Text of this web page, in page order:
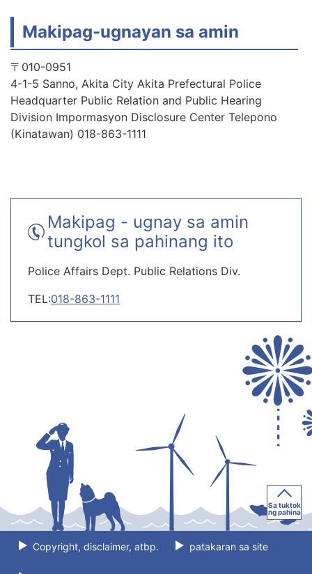
Makipag-ugnayan sa amin
〒010-0951
4-1-5 Sanno, Akita City Akita Prefectural Police
Headquarter Public Relation and Public Hearing
Division Impormasyon Disclosure Center Telepono
(Kinatawan) 018-863-1111
Makipag - ugnay sa amin
tungkol sa pahinang ito
Police Affairs Dept. Public Relations Div.
TEL:018-863-1111
Copyright, disclaimer, atbp. patakaran sa site
Sa tuktok
ng pahina